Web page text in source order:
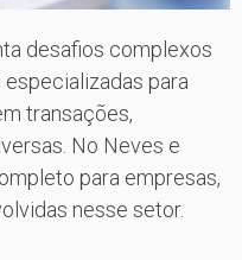
desafios complexos
para
transações,
No Neves e
para empresas,
nesse setor.